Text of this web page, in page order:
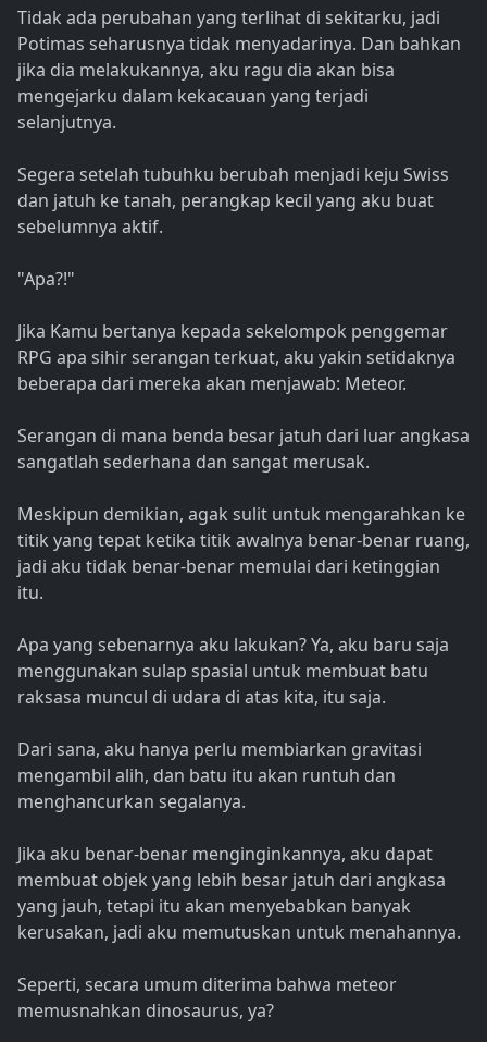
Tidak ada perubahan yang terlihat di sekitarku, jadi
Potimas seharusnya tidak menyadarinya. Dan bahkan
jika dia melakukannya, aku ragu dia akan bisa
mengejarku dalam kekacauan yang terjadi
selanjutnya.
Segera setelah tubuhku berubah menjadi keju Swiss
dan jatuh ke tanah, perangkap kecil yang aku buat
sebelumnya aktif.
"Apa?!"
Jika Kamu bertanya kepada sekelompok penggemar
RPG apa sihir serangan terkuat, aku yakin setidaknya
beberapa dari mereka akan menjawab: Meteor.
Serangan di mana benda besar jatuh dari luar angkasa
sangatlah sederhana dan sangat merusak.
Meskipun demikian, agak sulit untuk mengarahkan ke
titik yang tepat ketika titik awalnya benar-benar ruang,
jadi aku tidak benar-benar memulai dari ketinggian
itu.
Apa yang sebenarnya aku lakukan? Ya, aku baru saja
menggunakan sulap spasial untuk membuat batu
raksasa muncul di udara di atas kita, itu saja.
Dari sana, aku hanya perlu membiarkan gravitasi
mengambil alih, dan batu itu akan runtuh dan
menghancurkan segalanya.
Jika aku benar-benar menginginkannya, aku dapat
membuat objek yang lebih besar jatuh dari angkasa
yang jauh, tetapi itu akan menyebabkan banyak
kerusakan, jadi aku memutuskan untuk menahannya.
Seperti, secara umum diterima bahwa meteor
memusnahkan dinosaurus, ya?